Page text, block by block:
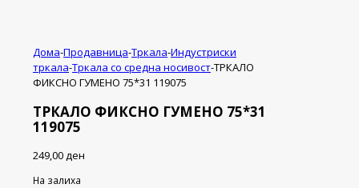
Дома-Продавница-Тркала-Индустриски
тркала-Тркала со средна носивост-ТРКАЛО
ФИКСНО ГУМЕНО 75*31 119075
ТРКАЛО ФИКСНО ГУМЕНО 75*31
119075
249,00ден
На залиха